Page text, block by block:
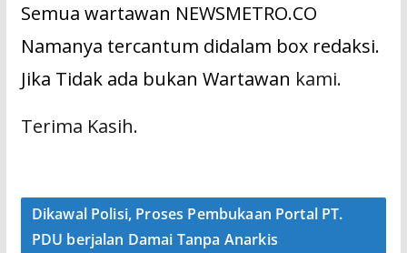
Semua wartawan NEWSMETRO.CO
Namanya tercantum didalam box redaksi.
Jika Tidak ada bukan Wartawan kami.
Terima Kasih.
Dikawal Polisi, Proses Pembukaan Portal PT.
PDU berjalan Damai Tanpa Anarkis